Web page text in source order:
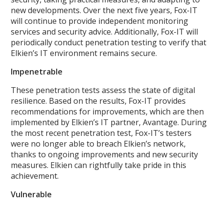
new developments. Over the next five years, Fox-IT
will continue to provide independent monitoring
services and security advice. Additionally, Fox-IT will
periodically conduct penetration testing to verify that
Elkien’s IT environment remains secure.
Impenetrable
These penetration tests assess the state of digital
resilience. Based on the results, Fox-IT provides
recommendations for improvements, which are then
implemented by Elkien’s IT partner, Avantage. During
the most recent penetration test, Fox-IT’s testers
were no longer able to breach Elkien’s network,
thanks to ongoing improvements and new security
measures. Elkien can rightfully take pride in this
achievement.
Vulnerable